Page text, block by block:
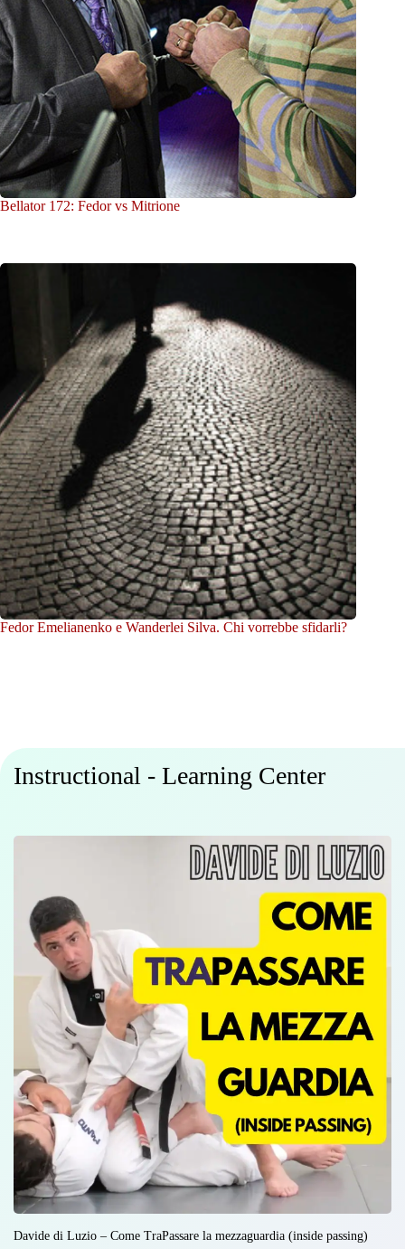
Bellator 172: Fedor vs Mitrione
Fedor Emelianenko e Wanderlei Silva. Chi vorrebbe sfidarli?
Instructional - Learning Center
Davide di Luzio – Come TraPassare la mezzaguardia (inside passing)